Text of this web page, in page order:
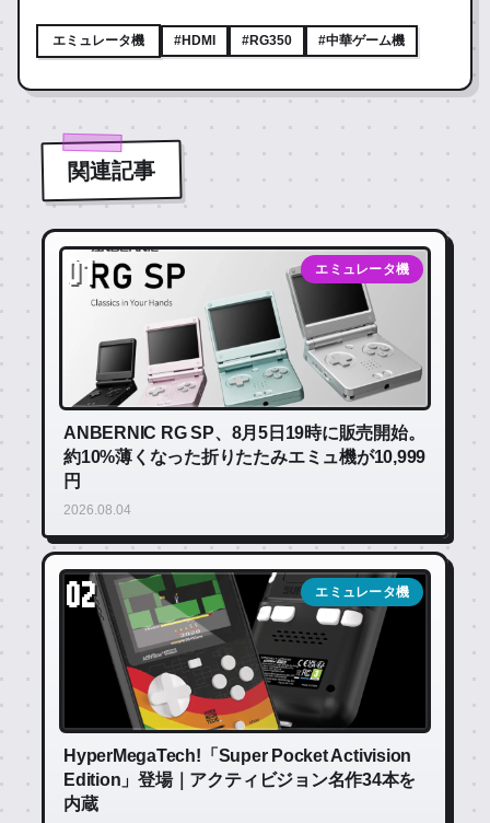
エミュレータ機 #HDMI #RG350 #中華ゲーム機
関連記事
01 エミュレータ機
ANBERNIC RG SP、8月5日19時に販売開始。
約10%薄くなった折りたたみエミュ機が10,999
円
2026.08.04
02 エミュレータ機
HyperMegaTech!「Super Pocket Activision
Edition」登場｜アクティビジョン名作34本を
内蔵